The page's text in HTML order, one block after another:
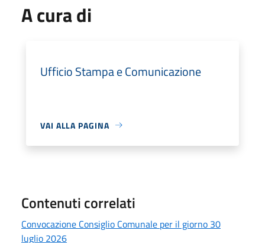
A cura di
Ufficio Stampa e Comunicazione
VAI ALLA PAGINA
Contenuti correlati
Convocazione Consiglio Comunale per il giorno 30
luglio 2026